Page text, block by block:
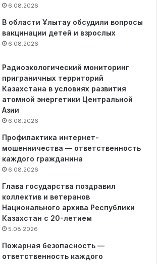
6.08.2026
В области Ұлытау обсудили вопросы
вакцинации детей и взрослых
6.08.2026
Радиоэкологический мониторинг
приграничных территорий
Казахстана в условиях развития
атомной энергетики Центральной
Азии
6.08.2026
Профилактика интернет-
мошенничества — ответственность
каждого гражданина
6.08.2026
Глава государства поздравил
коллектив и ветеранов
Национального архива Республики
Казахстан с 20-летием
5.08.2026
Пожарная безопасность —
ответственность каждого